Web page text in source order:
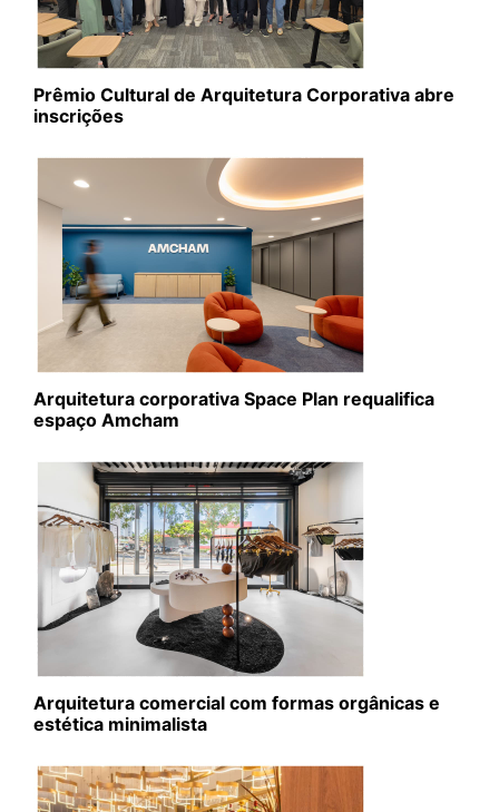
Prêmio Cultural de Arquitetura Corporativa abre
inscrições
Arquitetura corporativa Space Plan requalifica
espaço Amcham
Arquitetura comercial com formas orgânicas e
estética minimalista